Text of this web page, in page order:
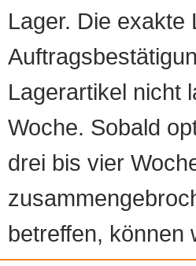
Lager. Die exakte
Lagerartikel nicht
Woche. Sobald
drei bis vier
betreffen, können